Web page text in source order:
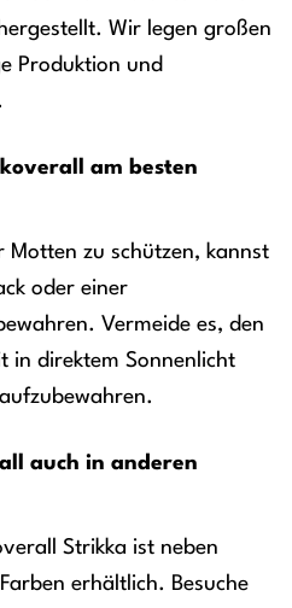
Wir legen großen
Produktion und
am besten
Motten zu schützen, kannst
oder einer
Vermeide es, den
in direktem Sonnenlicht
auch in anderen
Strikka ist neben
erhältlich. Besuche